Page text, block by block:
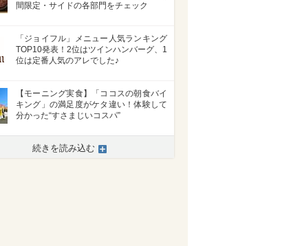
間限定・サイドの各部門をチェック
「ジョイフル」メニュー人気ランキング
TOP10発表！2位はツインハンバーグ、1
位は定番人気のアレでした♪
【モーニング実食】「ココスの朝食バイ
キング」の満足度がケタ違い！体験して
分かった“すさまじいコスパ”
続きを読み込む